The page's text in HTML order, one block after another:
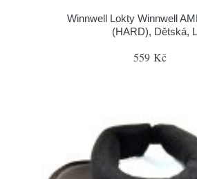
Winnwell Lokty Winnwell
(HARD), Dětská, L
559 Kč